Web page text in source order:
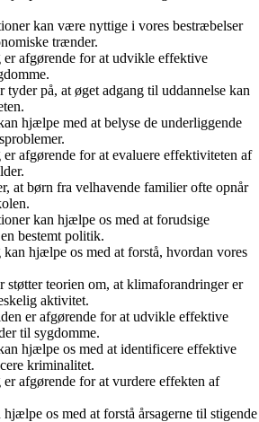
kan være nyttige i vores bestræbelser
trænder.
afgørende for at udvikle effektive
tyder på, at øget adgang til uddannelse kan
hjælpe med at belyse de underliggende
afgørende for at evaluere effektiviteten af
at børn fra velhavende familier ofte opnår
kan hjælpe os med at forudsige
bestemt politik.
hjælpe os med at forstå, hvordan vores
støtter teorien om, at klimaforandringer er
aktivitet.
er afgørende for at udvikle effektive
til sygdomme.
hjælpe os med at identificere effektive
kriminalitet.
afgørende for at vurdere effekten af
os med at forstå årsagerne til stigende